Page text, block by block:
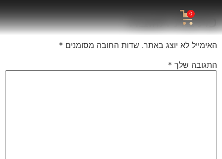
0
כתיבת תגובה
האימייל לא יוצג באתר. שדות החובה מסומנים *
התגובה שלך *